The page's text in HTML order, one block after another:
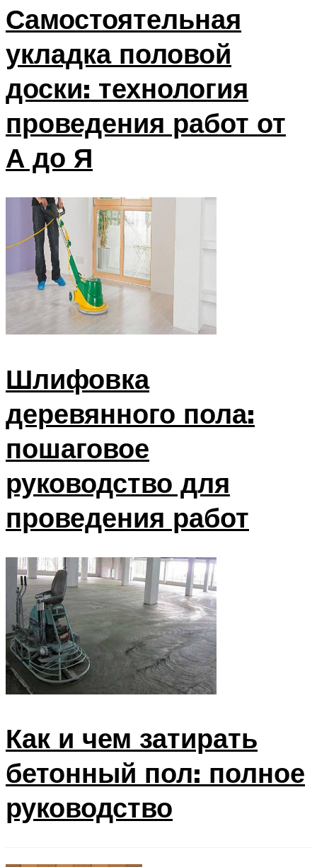
Самостоятельная
укладка половой
доски: технология
проведения работ от
А до Я
Шлифовка
деревянного пола:
пошаговое
руководство для
проведения работ
Как и чем затирать
бетонный пол: полное
руководство